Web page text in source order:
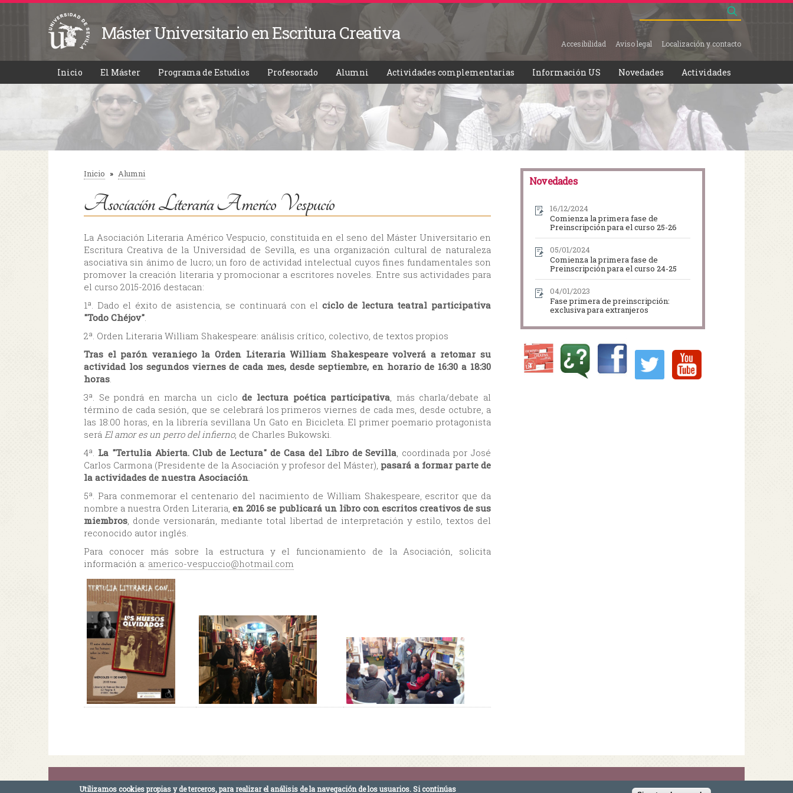
Pasar al
principal
Máster Universitario en Escritura Creativa
Formulario de búsqueda
Accesibilidad Aviso legal Localización y contacto
Inicio El Máster Programa de Estudios Profesorado Alumni Actividades complementarias Información US Novedades Actividades
Se encuentra usted aquí
Inicio » Alumni
Asociación Literaria Americo Vespucio
La Asociación Literaria Américo Vespucio, constituida en el seno del Máster Universitario en
Escritura Creativa de la Universidad de Sevilla, es una organización cultural de naturaleza
asociativa sin ánimo de lucro; un foro de actividad intelectual cuyos fines fundamentales son
promover la creación literaria y promocionar a escritores noveles. Entre sus actividades para
el curso 2015-2016 destacan:
1ª. Dado el éxito de asistencia, se continuará con el ciclo de lectura teatral participativa
"Todo Chéjov"
2ª. Orden Literaria William Shakespeare: análisis crítico, colectivo, de textos propios
Tras el parón veraniego la Orden Literaria William Shakespeare volverá a retomar su
actividad los segundos viernes de cada mes, desde septiembre, en horario de 16:30 a 18:30
horas
3ª. Se pondrá en marcha un ciclode lectura poética participativa , más charla/debate al
término de cada sesión, que se celebrará los primeros viernes de cada mes, desde octubre, a
las 18:00 horas, en la librería sevillana Un Gato en Bicicleta. El primer poemario protagonista
será El amor es un perro del infierno, de Charles Bukowski.
4ª. La "Tertulia Abierta. Club de Lectura" de Casa del Libro de Sevilla , coordinada por José
Carlos Carmona (Presidente de la Asociación y profesor del Máster), pasará a formar parte de
la actividades de nuestra Asociación
5ª. Para conmemorar el centenario del nacimiento de William Shakespeare, escritor que da
nombre a nuestra Orden Literaria,en 2016 se publicará un libro con escritos creativos de sus
miembros , donde versionarán, mediante total libertad de interpretación y estilo, textos del
reconocido autor inglés.
Para conocer más sobre la estructura y el funcionamiento de la Asociación, solicita
información a: americo-vespuccio@hotmail.com
Novedades
16/12/2024
Comienza la primera fase de
Preinscripción para el curso 25-26
05/01/2024
Comienza la primera fase de
Preinscripción para el curso 24-25
04/01/2023
Fase primera de preinscripción:
exclusiva para extranjeros
Máster Universitario en Escritura Creativa -Facultad de Comunicación · Universidad de Sevilla - Calle Américo Vespucio s/n, 41092 Sevilla · T.: 954 55 96 49
Utilizamos cookies propias y de terceros, para realizar el análisis de la navegación de los usuarios. Si continúas